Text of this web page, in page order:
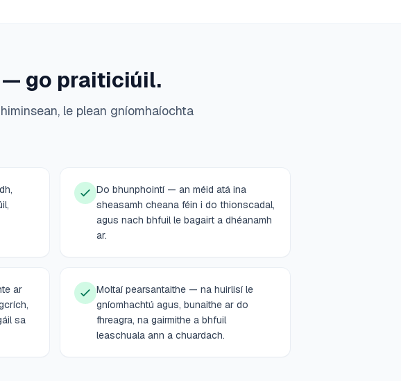
— go praiticiúil.
le plean gníomhaíochta
Do bhunphointí — an méid atá ina
sheasamh cheana féin i do thionscadal,
agus nach bhfuil le bagairt a dhéanamh
ar.
ar
sa
Moltaí pearsantaithe — na huirlisí le
gníomhachtú agus, bunaithe ar do
fhreagra, na gairmithe a bhfuil
leaschuala ann a chuardach.